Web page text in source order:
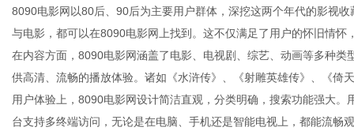
8090电影网以80后、90后为主要用户群体，深挖这两个年代的影视
与电影，都可以在8090电影网上找到。这不仅满足了用户的怀旧情
在内容方面，8090电影网涵盖了电影、电视剧、综艺、动画等多种
供高清、流畅的播放体验。诸如《水浒传》、《射雕英雄传》、《倚
用户体验上，8090电影网设计简洁直观，分类明确，搜索功能强大
台支持多终端访问，无论是在电脑、手机还是智能电视上，都能流畅